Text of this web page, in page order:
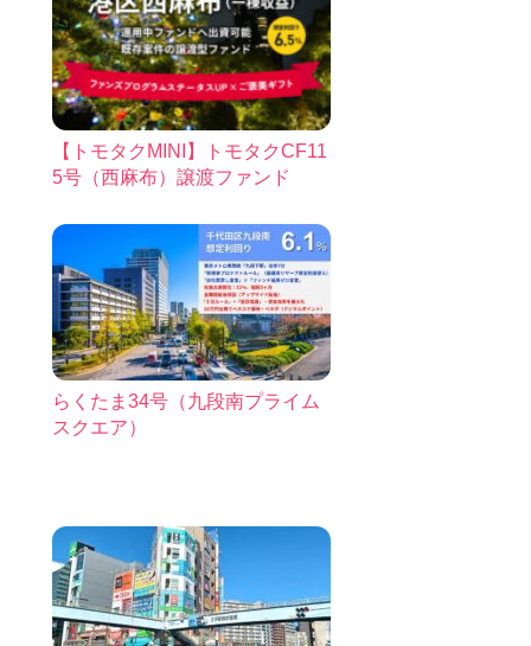
【トモタクMINI】トモタクCF11
5号（西麻布）譲渡ファンド
らくたま34号（九段南プライム
スクエア）